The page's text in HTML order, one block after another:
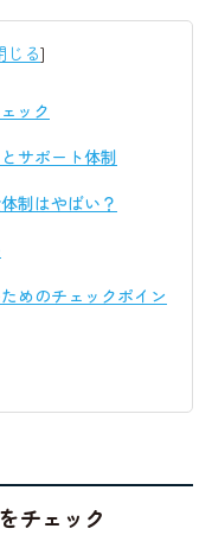
じる]
ック
サポート体制
制はやばい？
めのチェックポイン
チェック